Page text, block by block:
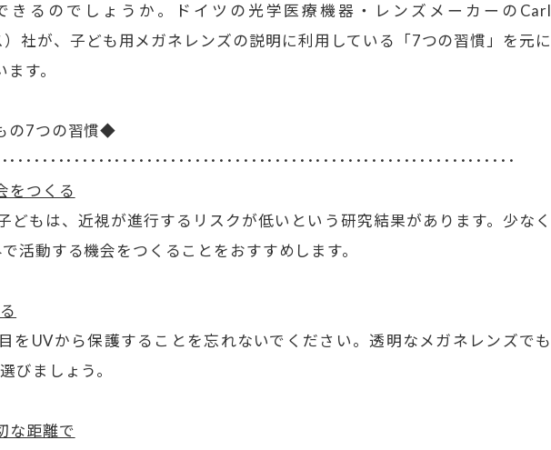
きるのでしょうか。ドイツの光学医療機器・レンズメーカーのCarl
）社が、子ども用メガネレンズの説明に利用している「7つの習慣」を元に
す。
の7つの習慣◆
･･･････････････････････････････････････････････････････････････
をつくる
どもは、近視が進行するリスクが低いという研究結果があります。少なく
活動する機会をつくることをおすすめします。
をUVから保護することを忘れないでください。透明なメガネレンズでも
びましょう。
な距離で